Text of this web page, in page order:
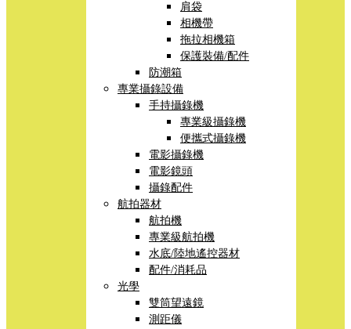
肩袋
相機帶
拖拉相機箱
保護裝備/配件
防潮箱
專業攝錄設備
手持攝錄機
專業級攝錄機
便攜式攝錄機
電影攝錄機
電影鏡頭
攝錄配件
航拍器材
航拍機
專業級航拍機
水底/陸地遙控器材
配件/消耗品
光學
雙筒望遠鏡
測距儀